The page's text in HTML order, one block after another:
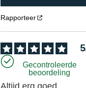
Rapporteer
5
Gecontroleerde
beoordeling
Altijd erg goed